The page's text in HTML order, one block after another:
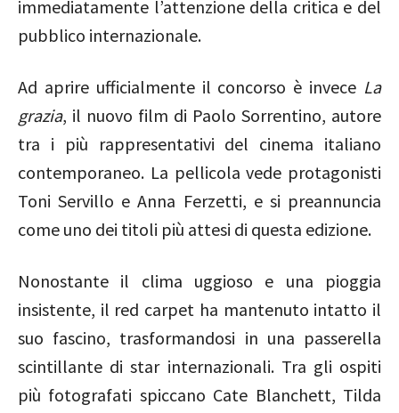
immediatamente l’attenzione della critica e del
pubblico internazionale.
Ad aprire ufficialmente il concorso è invece La
grazia, il nuovo film di Paolo Sorrentino, autore
tra i più rappresentativi del cinema italiano
contemporaneo. La pellicola vede protagonisti
Toni Servillo eAnna Ferzetti, e si preannuncia
come uno dei titoli più attesi di questa edizione.
Nonostante il clima uggioso e una pioggia
insistente, il red carpet ha mantenuto intatto il
suo fascino, trasformandosi in una passerella
scintillante di star internazionali. Tra gli ospiti
più fotografati spiccano Cate Blanchett, Tilda